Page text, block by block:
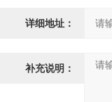
详细地址：
补充说明：